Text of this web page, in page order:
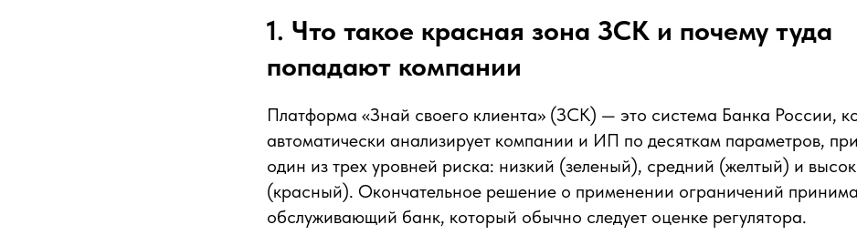
1. Что такое красная зона ЗСК и почему туда
попадают компании
Платформа «Знай своего клиента» (ЗСК) — это система Банка России,
автоматически анализирует компании и ИП по десяткам параметров,
один из трех уровней риска: низкий (зеленый), средний (желтый) и
(красный). Окончательное решение о применении ограничений
обслуживающий банк, который обычно следует оценке регулятора.